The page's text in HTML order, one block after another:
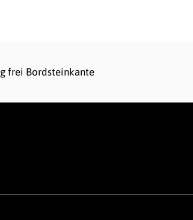
frei Bordsteinkante